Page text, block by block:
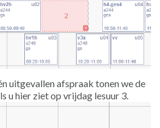
uitgevallen afspraak tonen we de
u hier ziet op vrijdag lesuur 3.